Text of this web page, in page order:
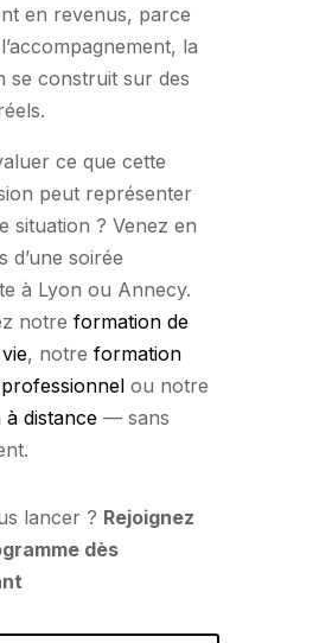
en revenus, parce
la
se construit sur des
ce que cette
peut représenter
situation ? Venez en
d’une soirée
à Lyon ou Annecy.
notre formation de
, notre formation
ou notre
distance— sans
lancer ? Rejoignez
dès